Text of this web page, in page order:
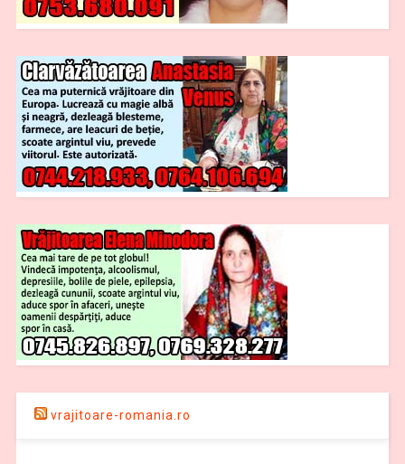
vrajitoare-romania.ro